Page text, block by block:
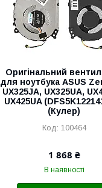
Оригінальний
для ноутбука ASUS
UX325JA, UX325UA,
UX425UA
(Кулер)
100464
1 868 ₴
В наявності